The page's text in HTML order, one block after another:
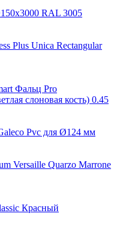
RAL 3005
Plus Unica Rectangular
Фальц Pro
слоновая кость) 0.45
Pvc для Ø124 мм
Versaille Quarzo Marrone
Красный